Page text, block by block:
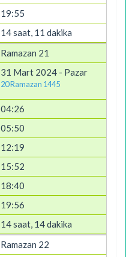
19:55
14 saat, 11 dakika
Ramazan 21
31 Mart 2024 - Pazar
20 Ramazan 1445
04:26
05:50
12:19
15:52
18:40
19:56
14 saat, 14 dakika
Ramazan 22